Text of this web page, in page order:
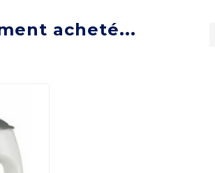
acheté...